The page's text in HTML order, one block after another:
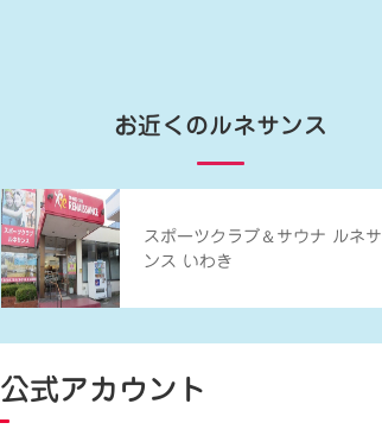
お近くのルネサンス
スポーツクラブ ＆ サウナ ルネサ
ンス いわき
公式アカウント